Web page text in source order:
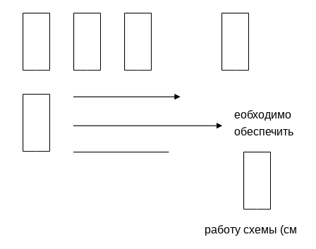
еобходимо
обеспечить
работу схемы (см